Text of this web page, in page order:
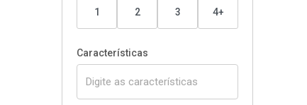
1 2 3 4+
Características